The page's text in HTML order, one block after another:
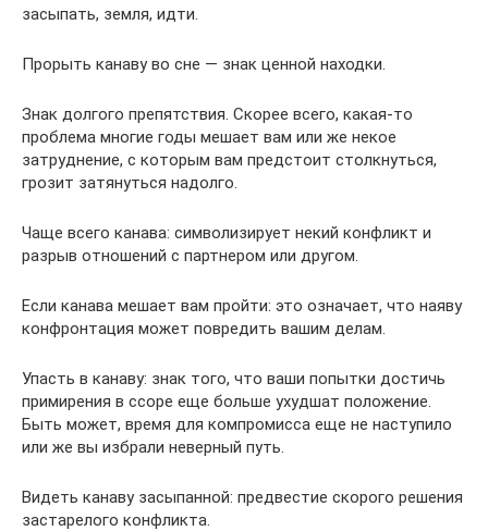
засыпать, земля, идти.
Прорыть канаву во сне — знак ценной находки.
Знак долгого препятствия. Скорее всего, какая-то
проблема многие годы мешает вам или же некое
затруднение, с которым вам предстоит столкнуться,
грозит затянуться надолго.
Чаще всего канава: символизирует некий конфликт и
разрыв отношений с партнером или другом.
Если канава мешает вам пройти: это означает, что наяву
конфронтация может повредить вашим делам.
Упасть в канаву: знак того, что ваши попытки достичь
примирения в ссоре еще больше ухудшат положение.
Быть может, время для компромисса еще не наступило
или же вы избрали неверный путь.
Видеть канаву засыпанной: предвестие скорого решения
застарелого конфликта.